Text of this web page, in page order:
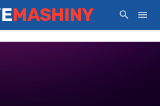
MASHINY